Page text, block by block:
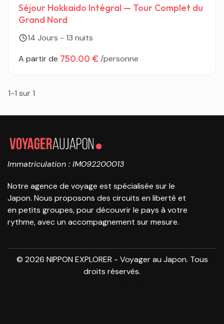
Séjour Hokkaido Intégral — Tour Complet du
Grand Nord
14 Jours - 13 nuits
A partir de 750.00 € /personne
1-1 sur 1
Immatriculation : IM092200013
Notre agence de voyage est spécialisée sur le
Japon. Nous proposons des circuits en liberté et
en petits groupes, pour découvrir le pays à votre
rythme, avec un accompagnement sur mesure.
© 2026 NIPPON EXPLORER - Voyager au Japon. Tous
droits réservés.